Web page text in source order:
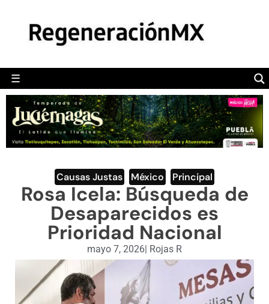
☰
POLÍTICA
CAMALEÓN
OPINIÓN
DEPORTES
ENGLISH SECTION
VIDEOS
Causas Justas México Principal
Rosa Icela: Búsqueda de
Desaparecidos es
Prioridad Nacional
mayo 7, 2026| Rojas R